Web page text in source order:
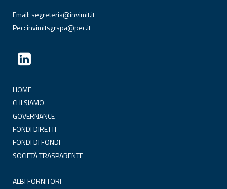
Email: segreteria@invimit.it
Pec:invimitsgrspa@pec.it
HOME
CHI SIAMO
GOVERNANCE
FONDI DIRETTI
FONDI DI FONDI
SOCIETÀ TRASPARENTE
ALBI FORNITORI